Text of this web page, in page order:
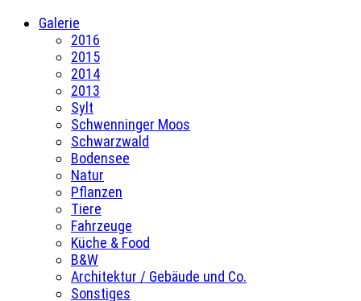
Galerie
2016
2015
2014
2013
Sylt
Schwenninger Moos
Schwarzwald
Bodensee
Natur
Pflanzen
Tiere
Fahrzeuge
Küche & Food
B&W
Architektur / Gebäude und Co.
Sonstiges